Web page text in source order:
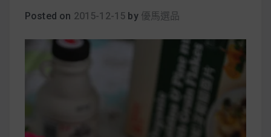
簡單料理
Posted on 2015-12-15 by 優馬選品